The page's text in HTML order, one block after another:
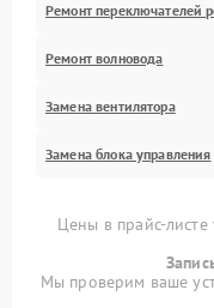
Ремонт переключателей
Ремонт волновода
Замена вентилятора
Замена блока управления
Цены в прайс-
Мы проверим ваше